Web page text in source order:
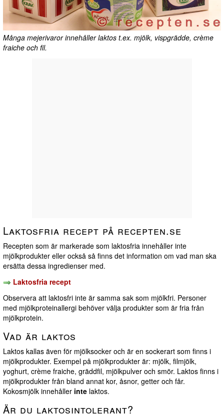
Många mejerivaror innehåller laktos t.ex. mjölk, vispgrädde, crème
fraiche och fil.
Laktosfria recept på recepten.se
Recepten som är markerade som laktosfria innehåller inte
mjölkprodukter eller också så finns det information om vad man ska
ersätta dessa ingredienser med.
Laktosfria recept
Observera att laktosfri inte är samma sak som mjölkfri. Personer
med mjölkproteinallergi behöver välja produkter som är fria från
mjölkprotein.
Vad är laktos
Laktos kallas även för mjölksocker och är en sockerart som finns i
mjölkprodukter. Exempel på mjölkprodukter är: mjölk, filmjölk,
yoghurt, crème fraiche, gräddfil, mjölkpulver och smör. Laktos finns i
mjölkprodukter från bland annat kor, åsnor, getter och får.
Kokosmjölk innehåller inte laktos.
Är du laktosintolerant?